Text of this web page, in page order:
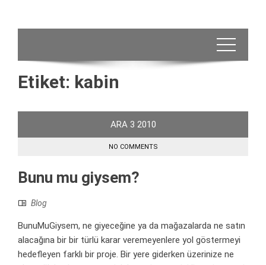
Etiket: kabin
ARA 3 2010
NO COMMENTS
Bunu mu giysem?
Blog
BunuMuGiysem, ne giyeceğine ya da mağazalarda ne satın
alacağına bir bir türlü karar veremeyenlere yol göstermeyi
hedefleyen farklı bir proje. Bir yere giderken üzerinize ne